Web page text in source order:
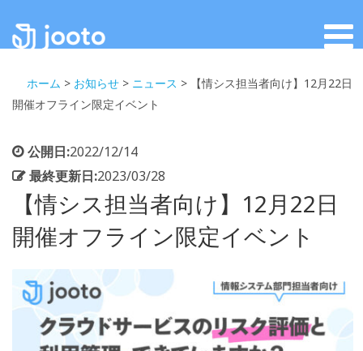
ホーム > お知らせ > ニュース >
【情シス担当者向け】12月22日
開催オフライン限定イベント
公開日:2022/12/14
最終更新日:2023/03/28
【情シス担当者向け】12月22日
開催オフライン限定イベント